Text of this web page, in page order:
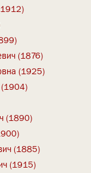
(1876)
(1925)
(1904)
(1890)
(1885)
(1915)